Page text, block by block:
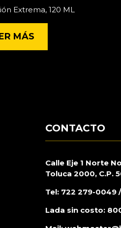
Extrema, 120 ML
MÁS
CONTACTO
Calle Eje 1 Norte
Toluca 2000, C.P.
Tel: 722 279-0049
Lada sin costo: